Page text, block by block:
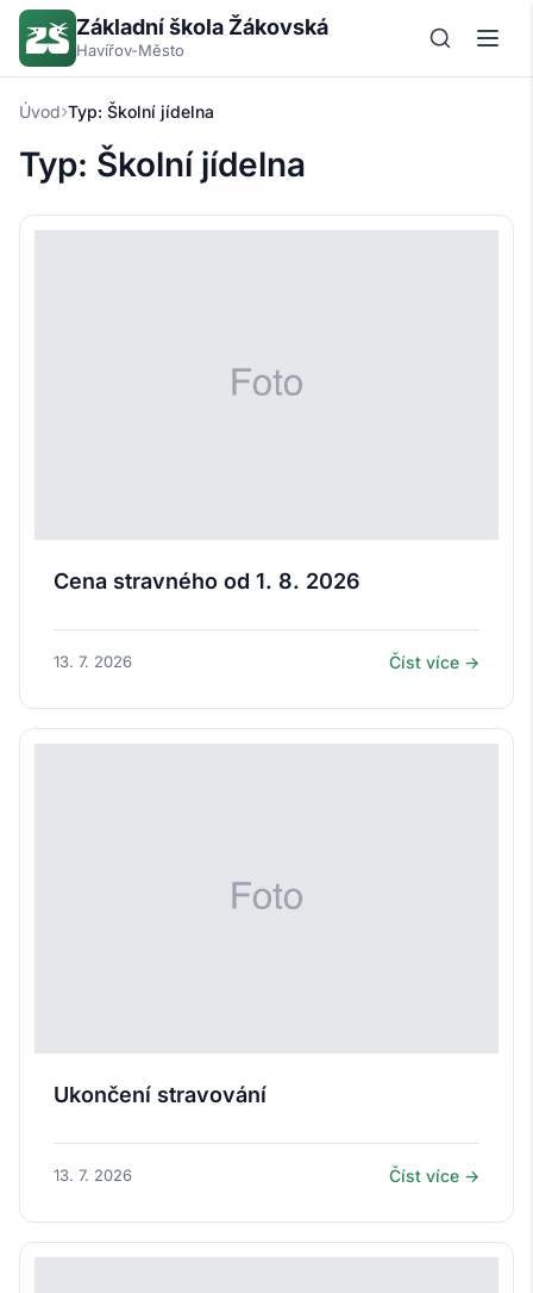
Základní škola Žákovská
Havířov-Město
Úvod›Typ: Školní jídelna
Typ: Školní jídelna
Cena stravného od 1. 8. 2026
13. 7. 2026 Číst více →
Ukončení stravování
13. 7. 2026 Číst více →